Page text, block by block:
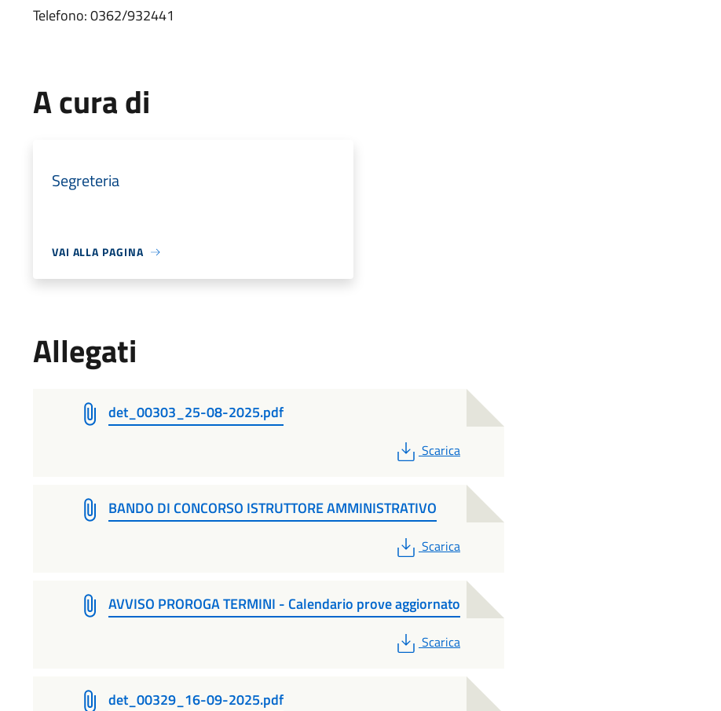
Telefono: 0362/932441
A cura di
Segreteria
VAI ALLA PAGINA
Allegati
det_00303_25-08-2025.pdf
PDF
Scarica
BANDO DI CONCORSO ISTRUTTORE AMMINISTRATIVO
PDF
Scarica
AVVISO PROROGA TERMINI - Calendario prove aggiornato
PDF
Scarica
det_00329_16-09-2025.pdf